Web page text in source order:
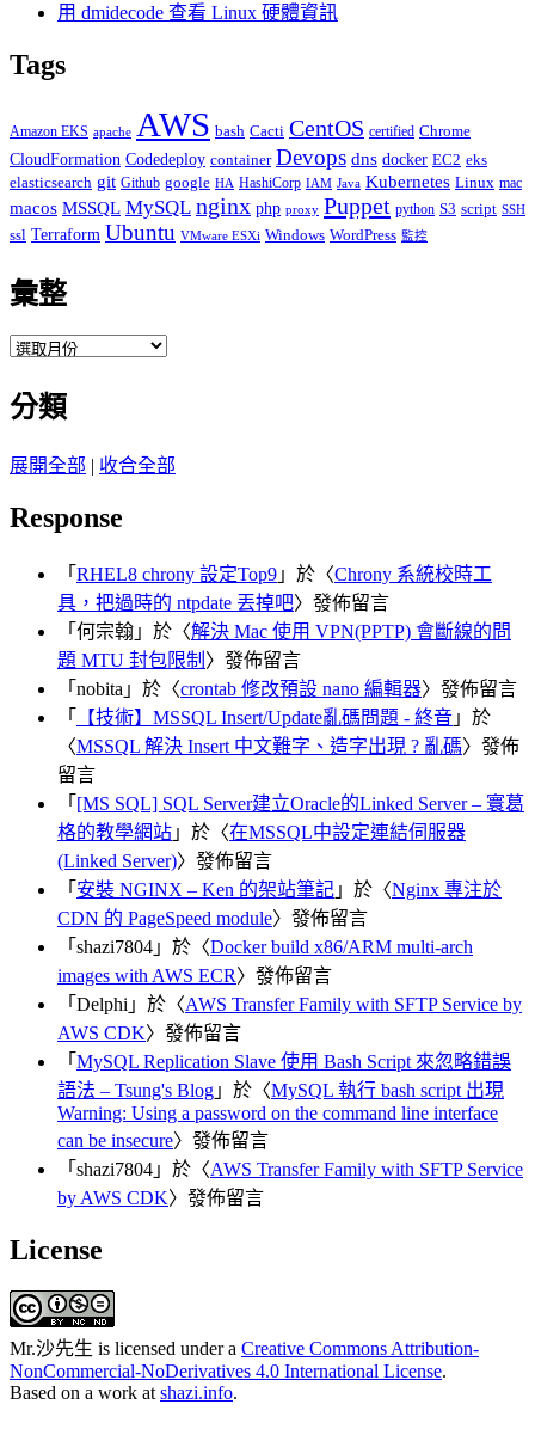
用 dmidecode 查看 Linux 硬體資訊
Tags
Amazon EKS apache AWS bash Cacti CentOS certified Chrome
CloudFormation Codedeploy container Devops dns docker EC2 eks
elasticsearch git Github google HA HashiCorp IAM Java Kubernetes Linux mac
macos MSSQL MySQL nginx php proxy Puppet python S3 script SSH
ssl Terraform Ubuntu VMware ESXi Windows WordPress 監控
彙整
彙
分類
展開全部 | 收合全部
Response
「 RHEL8 chrony 設定Top9 」於〈Chrony 系統校時工
具，把過時的 ntpdate 丟掉吧〉發佈留言
「 何宗翰 」於〈解決 Mac 使用 VPN(PPTP) 會斷線的問
題 MTU 封包限制 〉發佈留言
「 nobita 」於〈crontab 修改預設 nano 編輯器〉發佈留言
「
【技術】MSSQL Insert/Update亂碼問題 - 終音 」於
〈MSSQL 解決 Insert 中文難字、造字出現 ? 亂碼〉發佈
留言
「 [MS SQL] SQL Server建立Oracle的Linked Server – 寰葛
格的教學網站 」於〈在MSSQL中設定連結伺服器
(Linked Server)〉發佈留言
「 安裝 NGINX – Ken 的架站筆記 」於〈Nginx 專注於
CDN 的 PageSpeed module〉發佈留言
「 shazi7804 」於〈Docker build x86/ARM multi-arch
images with AWS ECR〉發佈留言
「 Delphi 」於〈AWS Transfer Family with SFTP Service by
AWS CDK〉發佈留言
「 MySQL Replication Slave 使用 Bash Script 來忽略錯誤
語法 – Tsung's Blog 」於〈MySQL 執行 bash script 出現
Warning: Using a password on the command line interface
can be insecure〉發佈留言
「 shazi7804 」於〈AWS Transfer Family with SFTP Service
by AWS CDK〉發佈留言
License
Mr.沙先生 is licensed under a Creative Commons Attribution-
NonCommercial-NoDerivatives 4.0 International License.
Based on a work at shazi.info.